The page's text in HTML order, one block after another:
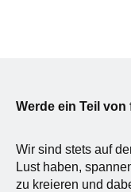
Herausforderungen
Lösungen finden,
globale Krise zu
Firmen, die bereits
Werde ein Teil von
Wir sind stets auf
Lust haben,
zu kreieren und